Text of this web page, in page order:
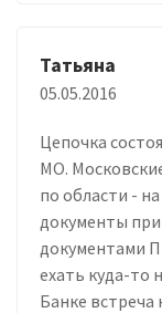
Татьяна
05.05.2016
Цепочка
МО.
по области -
документы
документами
ехать куда-то
Банке встреча